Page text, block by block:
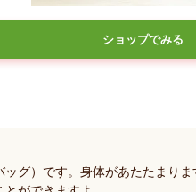
ショップでみる
ッグ）です。身体があたたまり